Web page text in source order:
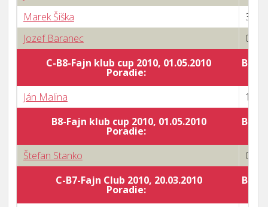
Marek Šiška
3 : 1
Jozef Baranec
0 : 3
C-B8-Fajn klub cup 2010, 01.05.2010
Poradie:
Ján Malina
1 : 3
B8-Fajn klub cup 2010, 01.05.2010
Poradie:
Štefan Stanko
0 : 3
C-B7-Fajn Club 2010, 20.03.2010
Poradie: